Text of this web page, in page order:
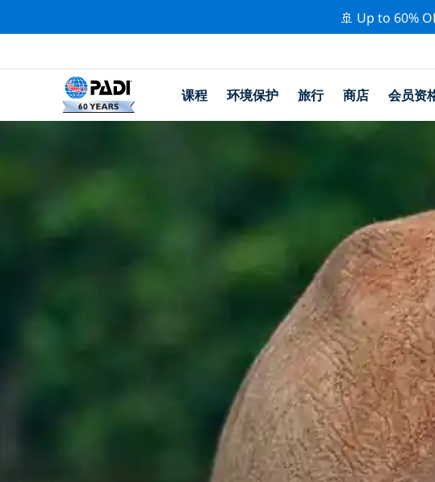
🚢 Up to 60%
课程 环境保护 旅行 商店 会员资